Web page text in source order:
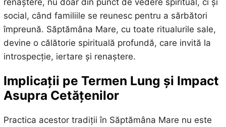
social, când familiile se reunesc pentru a sărbători
împreună. Săptămâna Mare, cu toate ritualurile sale,
devine o călătorie spirituală profundă, care invită la
introspecție, iertare și renaștere.
Implicații pe Termen Lung și Impact
Asupra Cetățenilor
Practica acestor tradiții în Săptămâna Mare nu este